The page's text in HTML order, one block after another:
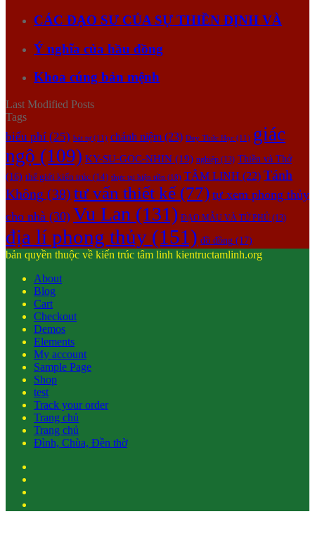
CÁC ĐẠO SƯ CỦA SỰ THIỀN ĐỊNH VÀ
Ý nghĩa của hầu đồng
Khoa cúng bản mệnh
Last Modified Posts
Tags
biểu phí (25) bát tự(11) chánh niệm (23) Duy Thức Học (11) giác
ngộ (109) KY-SU-GOC-NHIN (19) nghiệp (13) Thiền và Thở
(16) thế giới kiến trúc (14) thực tại hiện tiền (10) TÂM LINH (22) Tánh
Không (38) tư vấn thiết kế(77) tự xem phong thủy
cho nhà (30) Vu Lan (131) ĐẠO MẪU VÀ TỨ PHỦ (13)
địa lí phong thủy (151) đồ đồng (17)
bản quyền thuộc về kiến trúc tâm linh kientructamlinh.org
About
Blog
Cart
Checkout
Demos
Elements
My account
Sample Page
Shop
test
Track your order
Trang chủ
Trang chủ
Đình, Chùa, Đền thờ